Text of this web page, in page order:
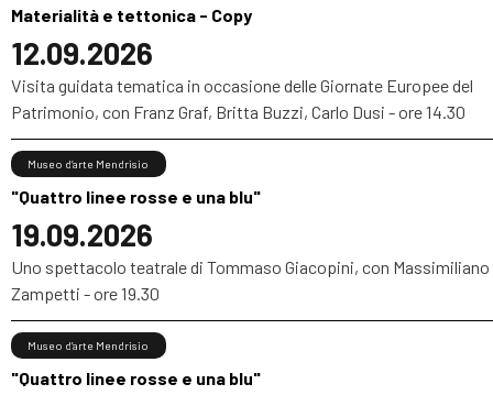
Materialità e tettonica - Copy
12.09.2026
Visita guidata tematica in occasione delle Giornate Europee del
Patrimonio, con Franz Graf, Britta Buzzi, Carlo Dusi - ore 14.30
"Quattro linee rosse e una blu"
19.09.2026
Museo d’arte Mendrisio
Uno spettacolo teatrale di Tommaso Giacopini, con Massimiliano
Zampetti - ore 19.30
"Quattro linee rosse e una blu"
Museo d’arte Mendrisio